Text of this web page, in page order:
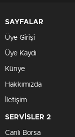
SAYFALAR
Üye Girişi
Üye Kaydı
Künye
Hakkımızda
İletişim
SERVİSLER 2
Canlı Borsa